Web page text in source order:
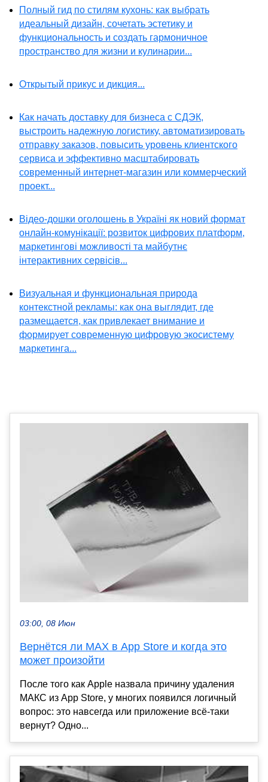
Полный гид по стилям кухонь: как выбрать
идеальный дизайн, сочетать эстетику и
функциональность и создать гармоничное
пространство для жизни и кулинарии...
Открытый прикус и дикция...
Как начать доставку для бизнеса с СДЭК,
выстроить надежную логистику, автоматизировать
отправку заказов, повысить уровень клиентского
сервиса и эффективно масштабировать
современный интернет-магазин или коммерческий
проект...
Відео-дошки оголошень в Україні як новий формат
онлайн-комунікації: розвиток цифрових платформ,
маркетингові можливості та майбутнє
інтерактивних сервісів...
Визуальная и функциональная природа
контекстной рекламы: как она выглядит, где
размещается, как привлекает внимание и
формирует современную цифровую экосистему
маркетинга...
03:00, 08 Июн
Вернётся ли MAX в App Store и когда это
может произойти
После того как Apple назвала причину удаления
МАКС из App Store, у многих появился логичный
вопрос: это навсегда или приложение всё-таки
вернут? Одно...